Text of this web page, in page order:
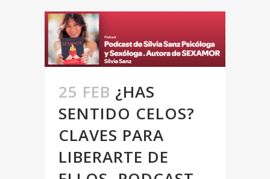
25 FEB ¿HAS
SENTIDO CELOS?
CLAVES PARA
LIBERARTE DE